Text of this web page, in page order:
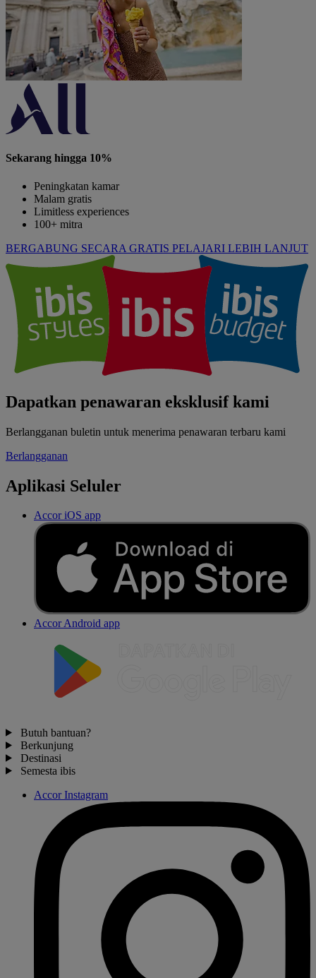
Sekarang hingga 10%
Peningkatan kamar
Malam gratis
Limitless experiences
100+ mitra
BERGABUNG SECARA GRATIS PELAJARI LEBIH LANJUT
Dapatkan penawaran eksklusif kami
Berlangganan buletin untuk menerima penawaran terbaru kami
Berlangganan
Aplikasi Seluler
Accor iOS app
Accor Android app
Butuh bantuan?
Berkunjung
Destinasi
Semesta ibis
Accor Instagram